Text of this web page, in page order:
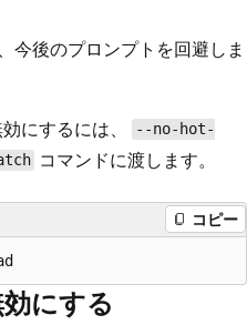
今後のプロンプトを回避しま
にするには、
--no-hot-
コマンドに渡します。
コピー
にする